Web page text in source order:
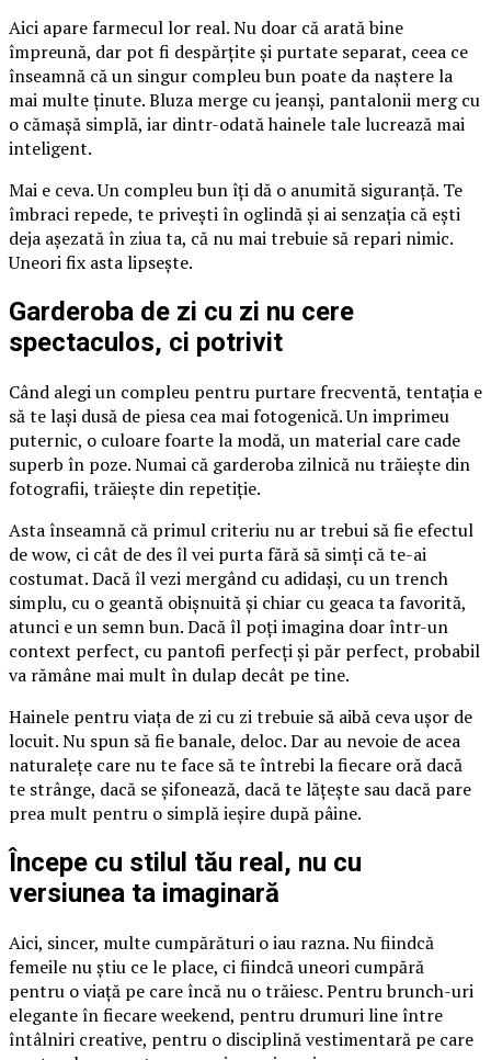
Aici apare farmecul lor real. Nu doar că arată bine
împreună, dar pot fi despărțite și purtate separat, ceea ce
înseamnă că un singur compleu bun poate da naștere la
mai multe ținute. Bluza merge cu jeanși, pantalonii merg cu
o cămașă simplă, iar dintr-odată hainele tale lucrează mai
inteligent.
Mai e ceva. Un compleu bun îți dă o anumită siguranță. Te
îmbraci repede, te privești în oglindă și ai senzația că ești
deja așezată în ziua ta, că nu mai trebuie să repari nimic.
Uneori fix asta lipsește.
Garderoba de zi cu zi nu cere
spectaculos, ci potrivit
Când alegi un compleu pentru purtare frecventă, tentația e
să te lași dusă de piesa cea mai fotogenică. Un imprimeu
puternic, o culoare foarte la modă, un material care cade
superb în poze. Numai că garderoba zilnică nu trăiește din
fotografii, trăiește din repetiție.
Asta înseamnă că primul criteriu nu ar trebui să fie efectul
de wow, ci cât de des îl vei purta fără să simți că te-ai
costumat. Dacă îl vezi mergând cu adidași, cu un trench
simplu, cu o geantă obișnuită și chiar cu geaca ta favorită,
atunci e un semn bun. Dacă îl poți imagina doar într-un
context perfect, cu pantofi perfecți și păr perfect, probabil
va rămâne mai mult în dulap decât pe tine.
Hainele pentru viața de zi cu zi trebuie să aibă ceva ușor de
locuit. Nu spun să fie banale, deloc. Dar au nevoie de acea
naturalețe care nu te face să te întrebi la fiecare oră dacă
te strânge, dacă se șifonează, dacă te lățește sau dacă pare
prea mult pentru o simplă ieșire după pâine.
Începe cu stilul tău real, nu cu
versiunea ta imaginară
Aici, sincer, multe cumpărături o iau razna. Nu fiindcă
femeile nu știu ce le place, ci fiindcă uneori cumpără
pentru o viață pe care încă nu o trăiesc. Pentru brunch-uri
elegante în fiecare weekend, pentru drumuri line între
întâlniri creative, pentru o disciplină vestimentară pe care